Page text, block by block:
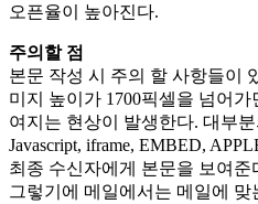
오픈율이 높아진다.
주의할 점
본문 작성 시 주의 할 사항들이
미지 높이가 1700픽셀을 넘어
여지는 현상이 발생한다. 대부
Javascript, iframe, EMBED,
최종 수신자에게 본문을 보여준
그렇기에 메일에서는 메일에